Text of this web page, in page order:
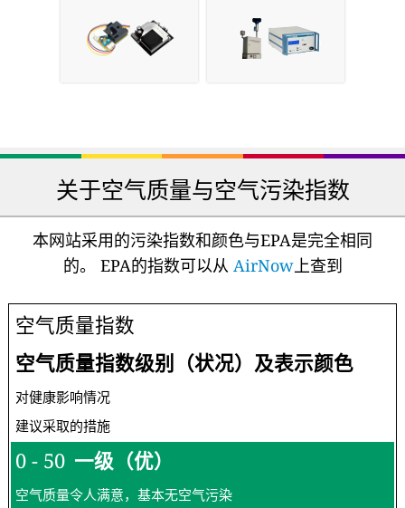
关于空气质量与空气污染指数
本网站采用的污染指数和颜色与EPA是完全相同
的。 EPA的指数可以从 AirNow上查到
空气质量指数
空气质量指数级别（状况）及表示颜色
对健康影响情况
建议采取的措施
0 - 50 一级（优）
空气质量令人满意，基本无空气污染